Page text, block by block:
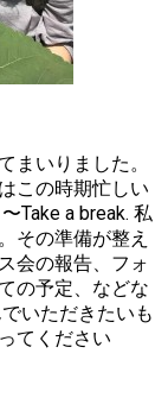
まいりました。
この時期忙しい
Take a break. 私
その準備が整え
会の報告、フォ
の予定、などな
いただきたいも
てください